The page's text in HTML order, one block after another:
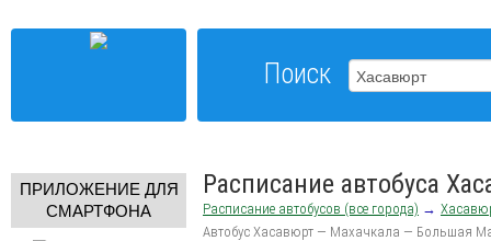
Поиск
ПРИЛОЖЕНИЕ ДЛЯ
СМАРТФОНА
Расписание автобуса
Расписание автобусов (все города) →
Автобус Хасавюрт — Махачкала — Большая